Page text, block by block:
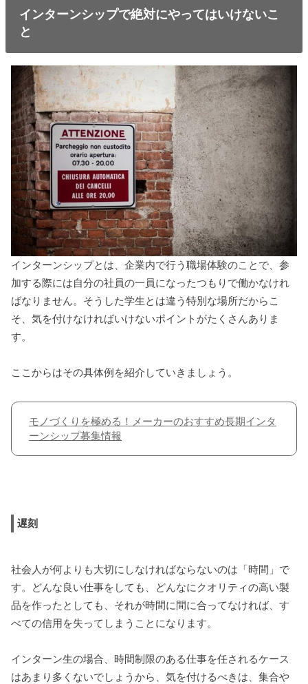
インターンシップで絶対にやってはいけないこ
と
インターンシップとは、企業内で行う職場体験のことで、参
加する際には自分の社員の一員になったつもりで働かなけれ
ばなりません。そうした学生とは違う特別な場所だからこ
そ、気を付けなければいけないポイントがたくさんありま
す。
ここからはその具体例を紹介していきましょう。
モノづくりを極める！メーカーのおすすめ長期インタ
ーンシップ募集情報
遅刻
社会人が何よりも大切にしなければならないのは「時間」で
す。どんな良い仕事をしても、どんなにクオリティの高い製
品を作ったとしても、それが時間に間に合ってなければ、す
べての信用を失ってしまうことになります。
インターン生の場合、時間制限のある仕事を任されるケース
はあまり多くないでしょうから、気を付けるべきは、集合や